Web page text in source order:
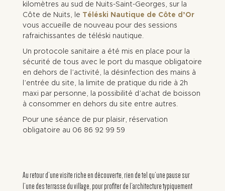
kilomètres au sud de Nuits-Saint-Georges, sur la
Côte de Nuits, le Téléski Nautique de Côte d’Or
vous accueille de nouveau pour des sessions
rafraichissantes de téléski nautique.
Un protocole sanitaire a été mis en place pour la
sécurité de tous avec le port du masque obligatoire
en dehors de l’activité, la désinfection des mains à
l’entrée du site, la limite de pratique du ride à 2h
maxi par personne, la possibilité d’achat de boisson
à consommer en dehors du site entre autres.
Pour une séance de pur plaisir, réservation
obligatoire au 06 86 92 99 59
Au retour d’une visite riche en découverte, rien de tel qu’une pause sur
l’une des terrasse du village, pour profiter de l’architecture typiquement